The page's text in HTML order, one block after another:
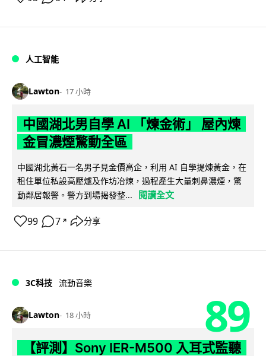
人工智能
Lawton 17 小時
中國湖北男自學 AI 「煉金術」 屋內煉
金冒濃煙驚動全區
中國湖北黃石一名男子見金價高企，利用 AI 自學提煉黃金，在
租住單位私設高壓爐及作坊冶煉，過程產生大量刺鼻濃煙，驚
動鄰居報警。警方到場揭發整...
閱讀全文
99 7 ↗ 分享
3C科技 流動音樂
Lawton 18 小時 89
【評測】Sony IER-M500 入耳式監聽